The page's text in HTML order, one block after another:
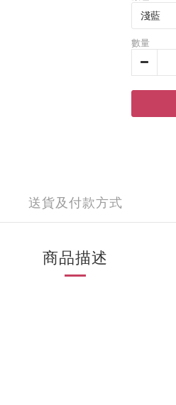
數量
送貨及付款方式
商品描述